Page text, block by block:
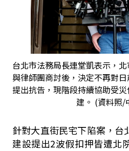
台北市法務局長連堂凱表示，
與律師團商討後，決定不再對
提出抗告，現階段持續協助受
建。 (資料照/
針對大直街民宅下陷案，台
建設提出2波假扣押皆遭北